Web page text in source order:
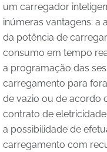
um carregador
inúmeras vantagens: a
da potência de
consumo em tempo
a programação das
carregamento para
de vazio ou de acordo
contrato de
a possibilidade de
carregamento com